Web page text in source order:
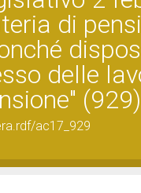
di
delle
(929)
ac17_929